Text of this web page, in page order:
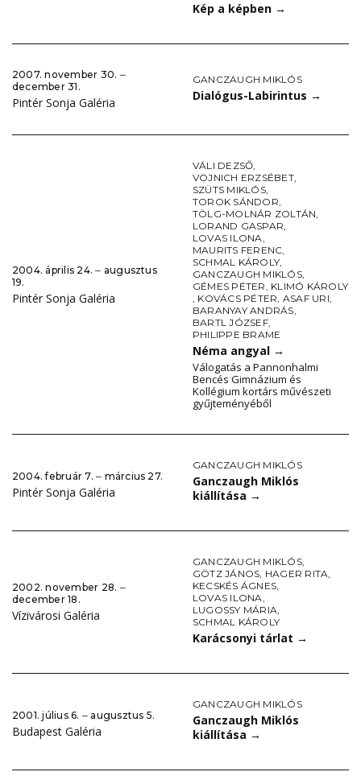
Kép a képben →
2007. november 30. ‒
december 31.
Pintér Sonja Galéria
GANCZAUGH MIKLÓS
Dialógus-Labirintus →
2004. április 24. ‒ augusztus
19.
Pintér Sonja Galéria
VÁLI DEZSŐ,
VOJNICH ERZSÉBET,
SZÜTS MIKLÓS,
TOROK SÁNDOR,
TÖLG-MOLNÁR ZOLTÁN,
LORAND GASPAR,
LOVAS ILONA,
MAURITS FERENC,
SCHMAL KÁROLY,
GANCZAUGH MIKLÓS,
GÉMES PÉTER, KLIMÓ KÁROLY
, KOVÁCS PÉTER, ASAF URI,
BARANYAY ANDRÁS,
BARTL JÓZSEF,
PHILIPPE BRAME
Néma angyal →
Válogatás a Pannonhalmi
Bencés Gimnázium és
Kollégium kortárs művészeti
gyűjteményéből
2004. február 7. ‒ március 27.
Pintér Sonja Galéria
GANCZAUGH MIKLÓS
Ganczaugh Miklós
kiállítása →
2002. november 28. ‒
december 18.
Vízivárosi Galéria
GANCZAUGH MIKLÓS,
GÖTZ JÁNOS, HAGER RITA,
KECSKÉS ÁGNES,
LOVAS ILONA,
LUGOSSY MÁRIA,
SCHMAL KÁROLY
Karácsonyi tárlat →
2001. július 6. ‒ augusztus 5.
Budapest Galéria
GANCZAUGH MIKLÓS
Ganczaugh Miklós
kiállítása →